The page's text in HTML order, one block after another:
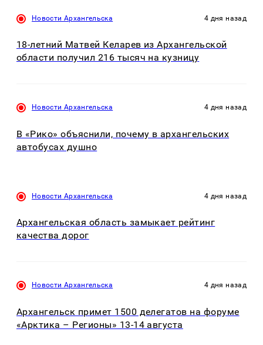
Новости Архангельска 4 дня назад
18-летний Матвей Келарев из Архангельской
области получил 216 тысяч на кузницу
Новости Архангельска 4 дня назад
В «Рико» объяснили, почему в архангельских
автобусах душно
Новости Архангельска 4 дня назад
Архангельская область замыкает рейтинг
качества дорог
Новости Архангельска 4 дня назад
Архангельск примет 1500 делегатов на форуме
«Арктика – Регионы» 13-14 августа